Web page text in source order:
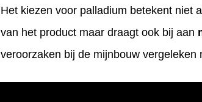
Het kiezen voor palladium betekent niet
van het product maar draagt ook bij aan
veroorzaken bij de mijnbouw vergeleken